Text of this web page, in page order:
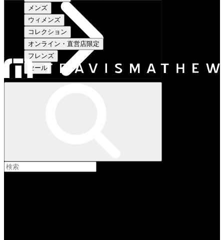
メンズ
ウィメンズ
コレクション
オンライン・直営店限定
フレンズ
セール